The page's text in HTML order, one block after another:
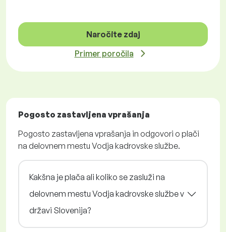
Naročite zdaj
Primer poročila
Pogosto zastavljena vprašanja
Pogosto zastavljena vprašanja in odgovori o plači
na delovnem mestu Vodja kadrovske službe.
Kakšna je plača ali koliko se zasluži na
delovnem mestu Vodja kadrovske službe v
državi Slovenija?